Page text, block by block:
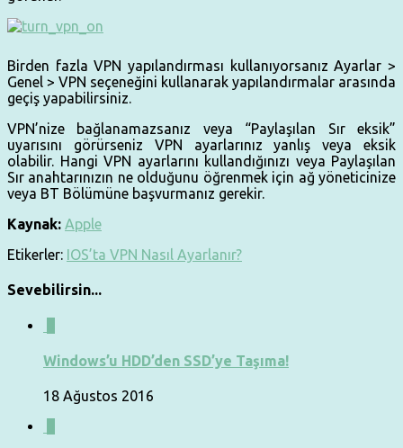
Birden fazla VPN yapılandırması kullanıyorsanız Ayarlar >
Genel > VPN seçeneğini kullanarak yapılandırmalar arasında
geçiş yapabilirsiniz.
VPN’nize bağlanamazsanız veya “Paylaşılan Sır eksik”
uyarısını görürseniz VPN ayarlarınız yanlış veya eksik
olabilir. Hangi VPN ayarlarını kullandığınızı veya Paylaşılan
Sır anahtarınızın ne olduğunu öğrenmek için ağ yöneticinize
veya BT Bölümüne başvurmanız gerekir.
Kaynak: Apple
Etikerler: IOS’ta VPN Nasıl Ayarlanır?
Sevebilirsin...
Windows’u HDD’den SSD’ye Taşıma!
18 Ağustos 2016